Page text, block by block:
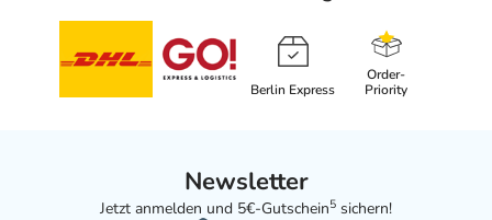
Berlin Express
Order-
Priority
Newsletter
Jetzt anmelden und 5€-Gutschein5 sichern!